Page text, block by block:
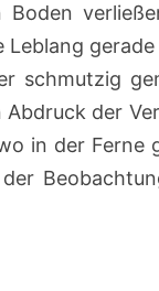
schmutzig
der
in der Ferne